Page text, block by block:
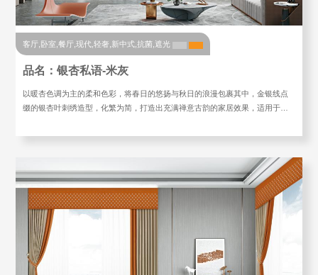
客厅,卧室,餐厅,现代,轻奢,新中式,抗菌,遮光
品名：银杏私语-米灰
以暖杏色调为主的柔和色彩，将春日的悠扬与秋日的浪漫包裹其中，金银线点
缀的银杏叶刺绣造型，化繁为简，打造出充满禅意古韵的家居效果，适用于…